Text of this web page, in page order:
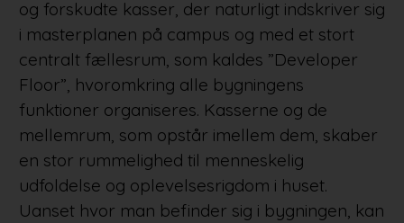
og forskudte kasser, der naturligt indskriver sig
i masterplanen på campus og med et stort
centralt fællesrum, som kaldes ”Developer
Floor”, hvoromkring alle bygningens
funktioner organiseres. Kasserne og de
mellemrum, som opstår imellem dem, skaber
en stor rummelighed til menneskelig
udfoldelse og oplevelsesrigdom i huset.
Uanset hvor man befinder sig i bygningen, kan